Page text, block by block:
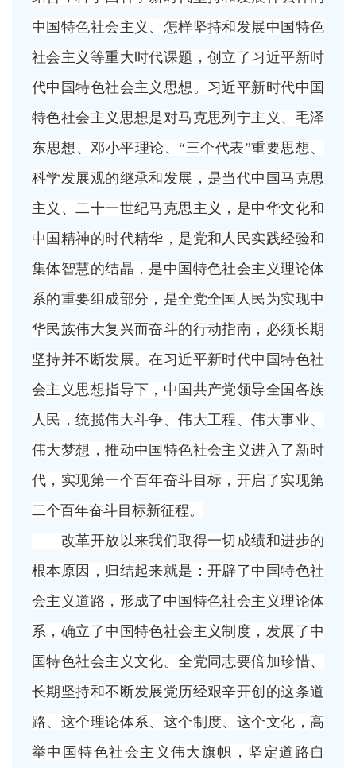
中国特色社会主义、怎样坚持和发展中国特色
社会主义等重大时代课题，创立了习近平新时
代中国特色社会主义思想。习近平新时代中国
特色社会主义思想是对马克思列宁主义、毛泽
东思想、邓小平理论、 “三个代表”重要思想、
科学发展观的继承和发展，是当代中国马克思
主义、二十一世纪马克思主义，是中华文化和
中国精神的时代精华，是党和人民实践经验和
集体智慧的结晶，是中国特色社会主义理论体
系的重要组成部分，是全党全国人民为实现中
华民族伟大复兴而奋斗的行动指南，必须长期
坚持并不断发展。在习近平新时代中国特色社
会主义思想指导下，中国共产党领导全国各族
人民，统揽伟大斗争、伟大工程、伟大事业、
伟大梦想，推动中国特色社会主义进入了新时
代，实现第一个百年奋斗目标，开启了实现第
二个百年奋斗目标新征程。
改革开放以来我们取得一切成绩和进步的
根本原因，归结起来就是：开辟了中国特色社
会主义道路，形成了中国特色社会主义理论体
系，确立了中国特色社会主义制度，发展了中
国特色社会主义文化。全党同志要倍加珍惜、
长期坚持和不断发展党历经艰辛开创的这条道
路、这个理论体系、这个制度、这个文化，高
举中国特色社会主义伟大旗帜，坚定道路自